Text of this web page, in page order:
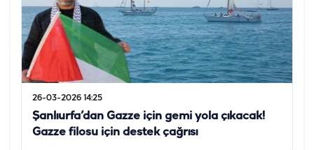
26-03-2026 14:25
Şanlıurfa’dan Gazze için gemi yola çıkacak!
Gazze filosu için destek çağrısı